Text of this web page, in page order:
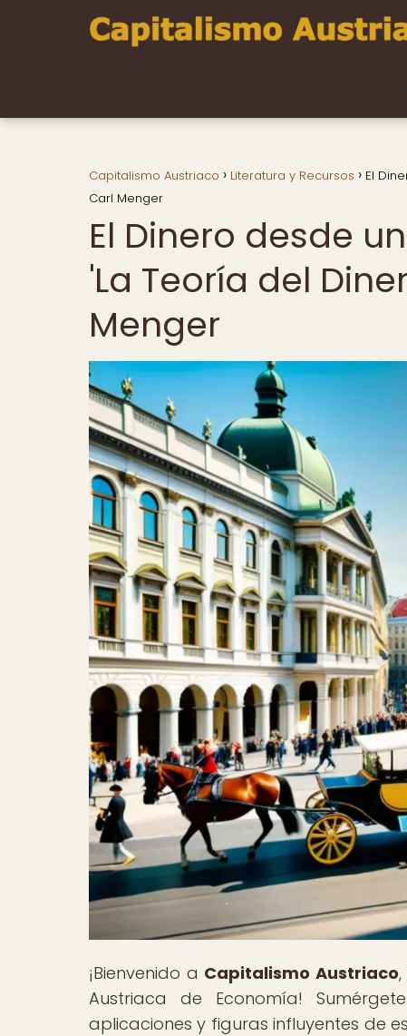
Capitalismo Austriaco Literatura y Recursos
El
Carl Menger
El Dinero desde
'La Teoría del
Menger
¡Bienvenido a Capitalismo Austriaco
Austriaca de Economía!
aplicaciones y figuras influyentes de